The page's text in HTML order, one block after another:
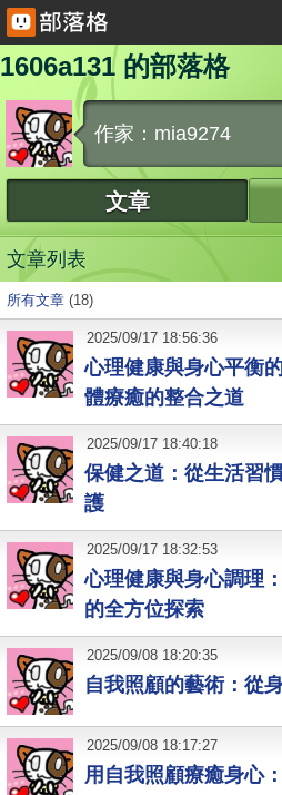
1606a131 的部落格
作家：mia9274
文章
文章列表
所有文章 (18)
心理健康與身心平衡
體療癒的整合之道
2025/09/17 18:56:36
保健之道：從生活習
護
2025/09/17 18:40:18
心理健康與身心調理
的全方位探索
2025/09/17 18:32:53
自我照顧的藝術：從
2025/09/08 18:20:35
用自我照顧療癒身心
2025/09/08 18:17:27